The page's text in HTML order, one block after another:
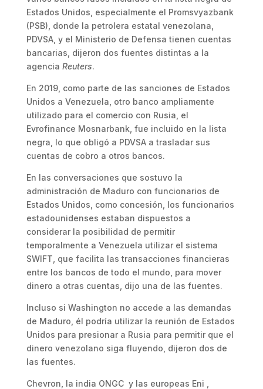
Estados Unidos, especialmente el Promsvyazbank
(PSB), donde la petrolera estatal venezolana,
PDVSA, y el Ministerio de Defensa tienen cuentas
bancarias, dijeron dos fuentes distintas a la
agencia Reuters.
En 2019, como parte de las sanciones de Estados
Unidos a Venezuela, otro banco ampliamente
utilizado para el comercio con Rusia, el
Evrofinance Mosnarbank, fue incluido en la lista
negra, lo que obligó a PDVSA a trasladar sus
cuentas de cobro a otros bancos.
En las conversaciones que sostuvo la
administración de Maduro con funcionarios de
Estados Unidos, como concesión, los funcionarios
estadounidenses estaban dispuestos a
considerar la posibilidad de permitir
temporalmente a Venezuela utilizar el sistema
SWIFT, que facilita las transacciones financieras
entre los bancos de todo el mundo, para mover
dinero a otras cuentas, dijo una de las fuentes.
Incluso si Washington no accede a las demandas
de Maduro, él podría utilizar la reunión de Estados
Unidos para presionar a Rusia para permitir que el
dinero venezolano siga fluyendo, dijeron dos de
las fuentes.
Chevron, la india ONGC y las europeas Eni ,